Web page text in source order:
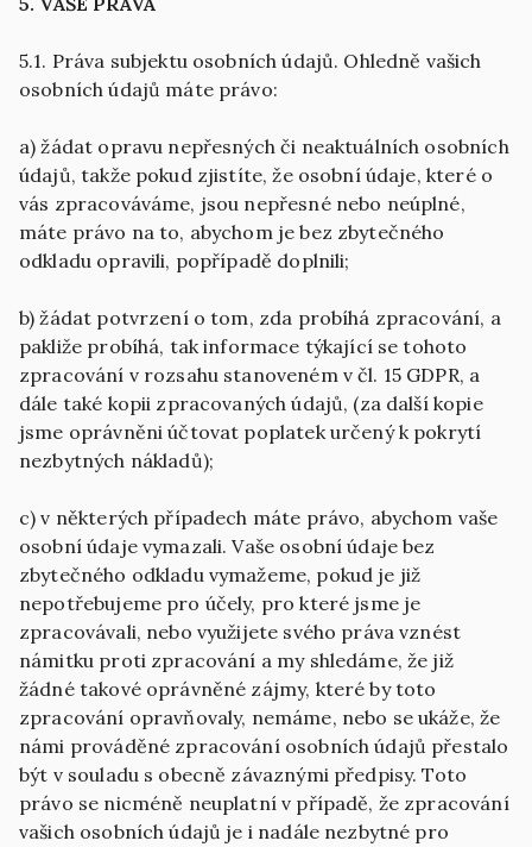
5.1. Práva subjektu osobních údajů. Ohledně vašich
osobních údajů máte právo:
a) žádat opravu nepřesných či neaktuálních osobních
údajů, takže pokud zjistíte, že osobní údaje, které o
vás zpracováváme, jsou nepřesné nebo neúplné,
máte právo na to, abychom je bez zbytečného
odkladu opravili, popřípadě doplnili;
b) žádat potvrzení o tom, zda probíhá zpracování, a
pakliže probíhá, tak informace týkající se tohoto
zpracování v rozsahu stanoveném v čl. 15 GDPR, a
dále také kopii zpracovaných údajů, (za další kopie
jsme oprávněni účtovat poplatek určený k pokrytí
nezbytných nákladů);
c) v některých případech máte právo, abychom vaše
osobní údaje vymazali. Vaše osobní údaje bez
zbytečného odkladu vymažeme, pokud je již
nepotřebujeme pro účely, pro které jsme je
zpracovávali, nebo využijete svého práva vznést
námitku proti zpracování a my shledáme, že již
žádné takové oprávněné zájmy, které by toto
zpracování opravňovaly, nemáme, nebo se ukáže, že
námi prováděné zpracování osobních údajů přestalo
být v souladu s obecně závaznými předpisy. Toto
právo se nicméně neuplatní v případě, že zpracování
vašich osobních údajů je i nadále nezbytné pro